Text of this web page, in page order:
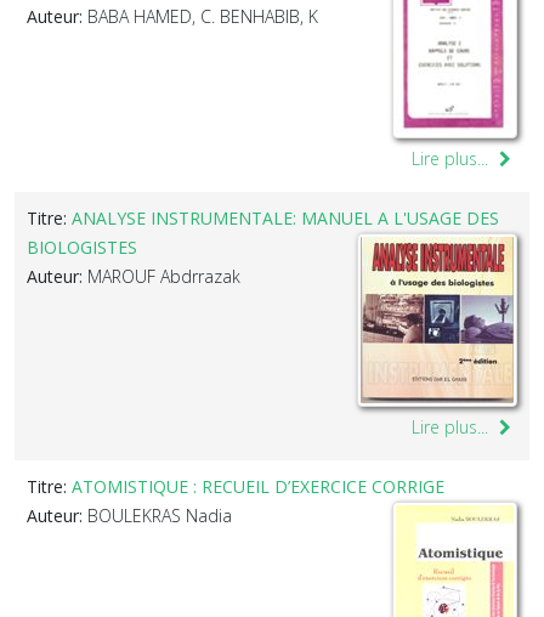
Auteur: BABA HAMED, C. BENHABIB, K
Lire plus...
Titre: ANALYSE INSTRUMENTALE: MANUEL A L'USAGE DES
BIOLOGISTES
Auteur: MAROUF Abdrrazak
Lire plus...
Titre: ATOMISTIQUE : RECUEIL D’EXERCICE CORRIGE
Auteur: BOULEKRAS Nadia